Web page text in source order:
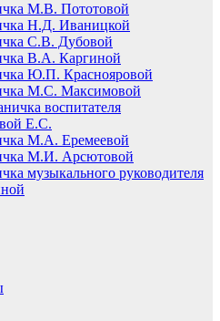
М.В. Пототовой
Н.Д. Иваницкой
С.В. Дубовой
В.А. Каргиной
Ю.П. Краснояровой
М.С. Максимовой
воспитателя
Е.С.
М.А. Еремеевой
М.И. Арсютовой
музыкального руководителя